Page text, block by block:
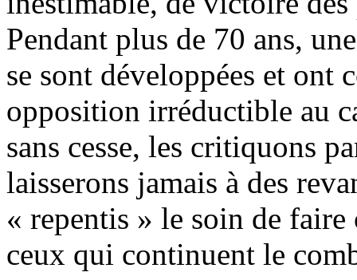
Pendant plus de 70 ans,
se sont développées et ont
opposition irréductible au
sans cesse, les critiquons
laisserons jamais à des
« repentis » le soin de faire
ceux qui continuent le